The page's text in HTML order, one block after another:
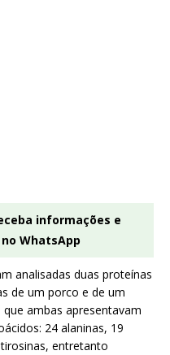
informações e
WhatsApp
analisadas duas proteínas
de um porco e de um
ambas apresentavam
24 alaninas, 19
entretanto